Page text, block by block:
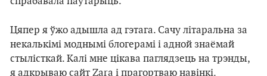
Цяпер я ўжо адышла ад гэтага. Сачу літаральна за
некалькімі моднымі блогерамі і адной знаёмай
стылісткай. Калі мне цікава паглядзець на трэнды,
я адкрываю сайт Zara і прагортваю навінкі.